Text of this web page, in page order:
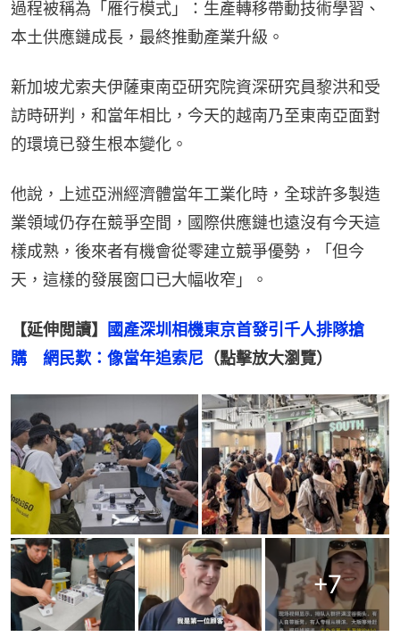
過程被稱為「雁行模式」：生產轉移帶動技術學習、
本土供應鏈成長，最終推動產業升級。
新加坡尤索夫伊薩東南亞研究院資深研究員黎洪和受
訪時研判，和當年相比，今天的越南乃至東南亞面對
的環境已發生根本變化。
他說，上述亞洲經濟體當年工業化時，全球許多製造
業領域仍存在競爭空間，國際供應鏈也遠沒有今天這
樣成熟，後來者有機會從零建立競爭優勢，「但今
天，這樣的發展窗口已大幅收窄」。
【延伸閲讀】
國產深圳相機東京首發引千人排隊搶
購　網民歎：像當年追索尼 （點擊放大瀏覽）
+7